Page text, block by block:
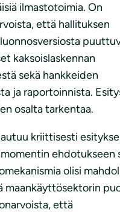
ilmastotoimia. On
että hallituksen
kaksoislaskennan
sekä hankkeiden
ja raportoinnista.
osalta tarkentaa.
kriittisesti
ehdotukseen
olisi
maankäyttösektorin
että